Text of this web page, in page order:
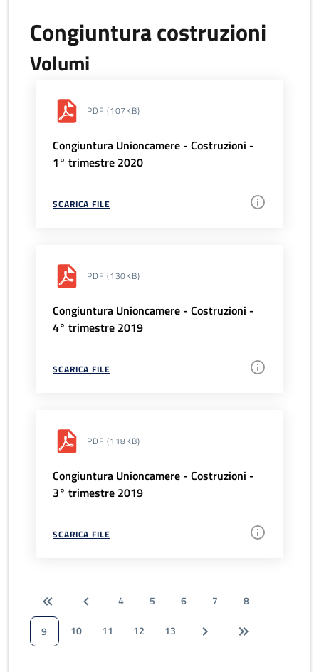
Congiuntura costruzioni
Volumi
PDF (107KB)
Congiuntura Unioncamere - Costruzioni -
1° trimestre 2020
SCARICA FILE
PDF (130KB)
Congiuntura Unioncamere - Costruzioni -
4° trimestre 2019
SCARICA FILE
PDF (118KB)
Congiuntura Unioncamere - Costruzioni -
3° trimestre 2019
SCARICA FILE
4 5 6 7
8
9
10 11 12 13